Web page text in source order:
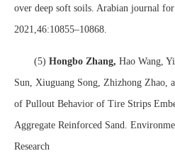
over deep soft soils. Arabian journal for
2021,46:10855–10868.
(5) Hongbo Zhang, Hao Wang,
Sun, Xiuguang Song, Zhizhong Zhao,
of Pullout Behavior of Tire Strips
Aggregate Reinforced Sand.
Research